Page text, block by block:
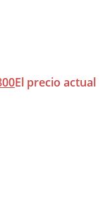
El precio actual